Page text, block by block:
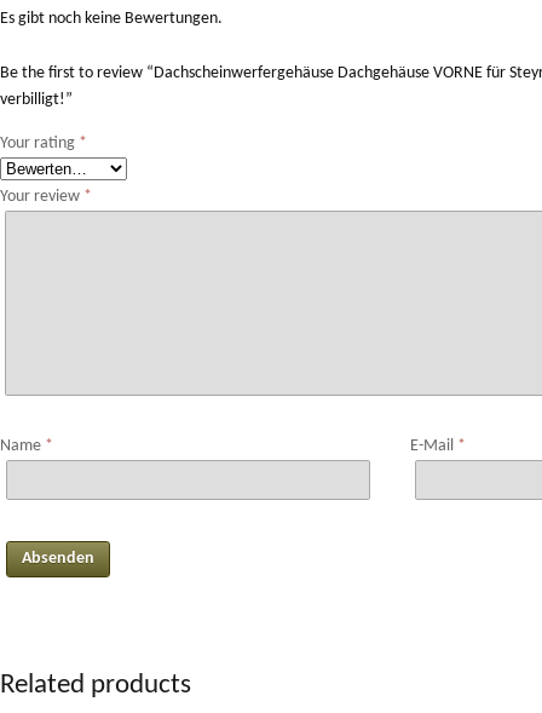
Es gibt noch keine Bewertungen.
Be the first to review “Dachscheinwerfergehäuse Dachgehäuse VORNE für
verbilligt!”
Your rating *
Your review *
Name * E-Mail *
Related products